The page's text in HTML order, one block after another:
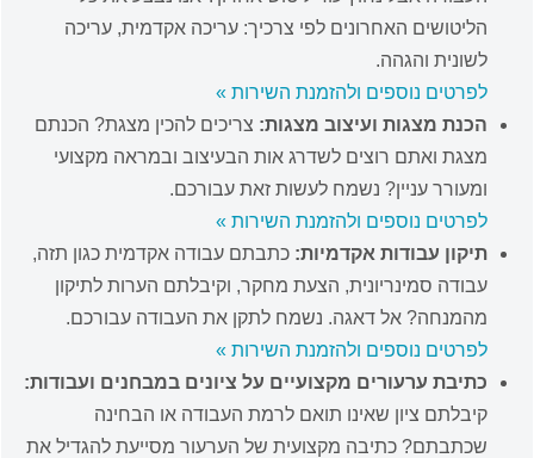
הליטושים האחרונים לפי צרכיך: עריכה אקדמית, עריכה
לשונית והגהה.
לפרטים נוספים ולהזמנת השירות »
הכנת מצגות ועיצוב מצגות: צריכים להכין מצגת? הכנתם
מצגת ואתם רוצים לשדרג אות הבעיצוב ובמראה מקצועי
ומעורר עניין? נשמח לעשות זאת עבורכם.
לפרטים נוספים ולהזמנת השירות »
תיקון עבודות אקדמיות: כתבתם עבודה אקדמית כגון תזה,
עבודה סמינריונית, הצעת מחקר, וקיבלתם הערות לתיקון
מהמנחה? אל דאגה. נשמח לתקן את העבודה עבורכם.
לפרטים נוספים ולהזמנת השירות »
כתיבת ערעורים מקצועיים על ציונים במבחנים ועבודות:
קיבלתם ציון שאינו תואם לרמת העבודה או הבחינה
שכתבתם? כתיבה מקצועית של הערעור מסייעת להגדיל את